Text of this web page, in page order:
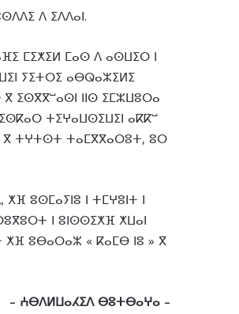
ⴷ ⵉⴷⴷⴰⵏ.
ⵎⵉⵅⵉⵍ ⵎⴰⵙ ⴷ ⴰⵙⵡⵉⵔ ⵏ
ⵢⵉⵜⵔⵉ ⴰⴱⵕⴰⵣⵉⵍⵉ
ⵉⵙⴳⴳⵯⴰⵙⵏ ⵏⵏⵙ ⵉⵎⵣⵡⵓⵔⴰ
ⵜⵉⵖⴰⵡⵙⵉⵡⵉⵏ ⴰⴽⴽⵯ
ⴳ ⵜⵖⵜⵙⵜ ⵜⴰⵎⴳⴳⴰⵔⵓⵜ, ⵓⵔ
ⵓⵙⵎⴰⵢⵏⵓ ⵏ ⵜⵎⵖⵓⵏⵜ ⵏ
ⵏ ⵓⵏⵙⵙⵉⵅⴼ ⵅⵡⴰⵏ
ⵅⴼ ⵓⴱⴰⵔⴰⵣ « ⴽⴰⵎⴱ ⵏⵓ » ⴳ
– ⵄⴱⴷⵍⵡⴰⵃⵉⴷ ⴱⵓⵜⴱⴰⵖⴰ –